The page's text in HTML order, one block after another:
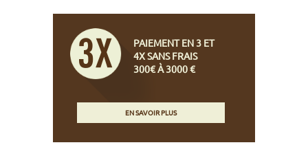
PAIEMENT EN 3 ET
4X SANS FRAIS
300€ À 3000 €
EN SAVOIR PLUS